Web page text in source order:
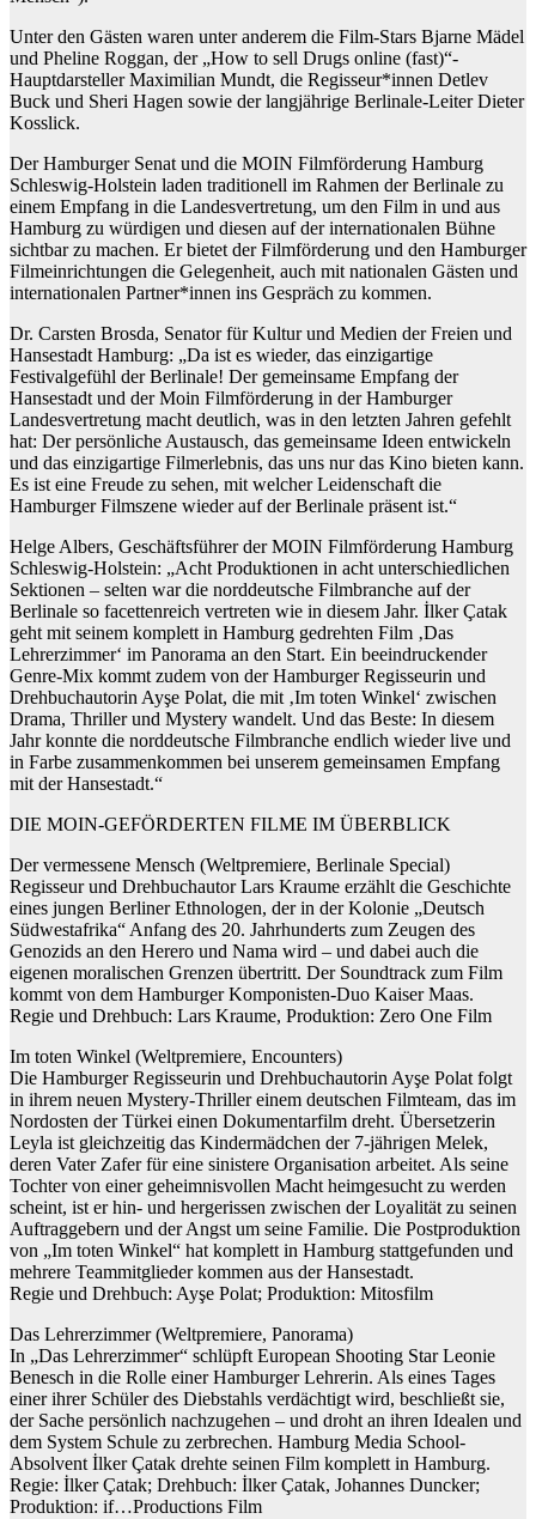
Unter den Gästen waren unter anderem die Film-Stars Bjarne Mädel
und Pheline Roggan, der „How to sell Drugs online (fast)“-
Hauptdarsteller Maximilian Mundt, die Regisseur*innen Detlev
Buck und Sheri Hagen sowie der langjährige Berlinale-Leiter Dieter
Kosslick.
Der Hamburger Senat und die MOIN Filmförderung Hamburg
Schleswig-Holstein laden traditionell im Rahmen der Berlinale zu
einem Empfang in die Landesvertretung, um den Film in und aus
Hamburg zu würdigen und diesen auf der internationalen Bühne
sichtbar zu machen. Er bietet der Filmförderung und den Hamburger
Filmeinrichtungen die Gelegenheit, auch mit nationalen Gästen und
internationalen Partner*innen ins Gespräch zu kommen.
Dr. Carsten Brosda, Senator für Kultur und Medien der Freien und
Hansestadt Hamburg: „Da ist es wieder, das einzigartige
Festivalgefühl der Berlinale! Der gemeinsame Empfang der
Hansestadt und der Moin Filmförderung in der Hamburger
Landesvertretung macht deutlich, was in den letzten Jahren gefehlt
hat: Der persönliche Austausch, das gemeinsame Ideen entwickeln
und das einzigartige Filmerlebnis, das uns nur das Kino bieten kann.
Es ist eine Freude zu sehen, mit welcher Leidenschaft die
Hamburger Filmszene wieder auf der Berlinale präsent ist.“
Helge Albers, Geschäftsführer der MOIN Filmförderung Hamburg
Schleswig-Holstein: „Acht Produktionen in acht unterschiedlichen
Sektionen – selten war die norddeutsche Filmbranche auf der
Berlinale so facettenreich vertreten wie in diesem Jahr. İlker Çatak
geht mit seinem komplett in Hamburg gedrehten Film ‚Das
Lehrerzimmer‘ im Panorama an den Start. Ein beeindruckender
Genre-Mix kommt zudem von der Hamburger Regisseurin und
Drehbuchautorin Ayşe Polat, die mit ‚Im toten Winkel‘ zwischen
Drama, Thriller und Mystery wandelt. Und das Beste: In diesem
Jahr konnte die norddeutsche Filmbranche endlich wieder live und
in Farbe zusammenkommen bei unserem gemeinsamen Empfang
mit der Hansestadt.“
DIE MOIN-GEFÖRDERTEN FILME IM ÜBERBLICK
Der vermessene Mensch (Weltpremiere, Berlinale Special)
Regisseur und Drehbuchautor Lars Kraume erzählt die Geschichte
eines jungen Berliner Ethnologen, der in der Kolonie „Deutsch
Südwestafrika“ Anfang des 20. Jahrhunderts zum Zeugen des
Genozids an den Herero und Nama wird – und dabei auch die
eigenen moralischen Grenzen übertritt. Der Soundtrack zum Film
kommt von dem Hamburger Komponisten-Duo Kaiser Maas.
Regie und Drehbuch: Lars Kraume, Produktion: Zero One Film
Im toten Winkel (Weltpremiere, Encounters)
Die Hamburger Regisseurin und Drehbuchautorin Ayşe Polat folgt
in ihrem neuen Mystery-Thriller einem deutschen Filmteam, das im
Nordosten der Türkei einen Dokumentarfilm dreht. Übersetzerin
Leyla ist gleichzeitig das Kindermädchen der 7-jährigen Melek,
deren Vater Zafer für eine sinistere Organisation arbeitet. Als seine
Tochter von einer geheimnisvollen Macht heimgesucht zu werden
scheint, ist er hin- und hergerissen zwischen der Loyalität zu seinen
Auftraggebern und der Angst um seine Familie. Die Postproduktion
von „Im toten Winkel“ hat komplett in Hamburg stattgefunden und
mehrere Teammitglieder kommen aus der Hansestadt.
Regie und Drehbuch: Ayşe Polat; Produktion: Mitosfilm
Das Lehrerzimmer (Weltpremiere, Panorama)
In „Das Lehrerzimmer“ schlüpft European Shooting Star Leonie
Benesch in die Rolle einer Hamburger Lehrerin. Als eines Tages
einer ihrer Schüler des Diebstahls verdächtigt wird, beschließt sie,
der Sache persönlich nachzugehen – und droht an ihren Idealen und
dem System Schule zu zerbrechen. Hamburg Media School-
Absolvent İlker Çatak drehte seinen Film komplett in Hamburg.
Regie: İlker Çatak; Drehbuch: İlker Çatak, Johannes Duncker;
Produktion: if…Productions Film